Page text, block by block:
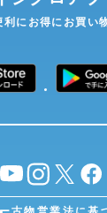
利にお得にお買い
YouTubeinstagram
X